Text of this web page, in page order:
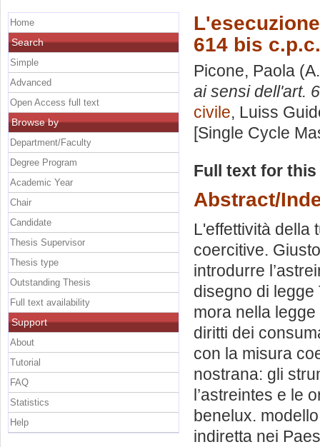
614 bis c.p.c.
Picone, Paola
ai sensi dell'art.
civile, Luiss
[Single Cycle
Full text for
Abstract/
L'effettività della
coercitive.
introdurre
disegno di legge
mora nella
diritti dei
con la misura
nostrana: gli
l’astreintes e le
benelux.
indiretta nei
Home
Search
Simple
Advanced
Open Access full text
Browse by
Department/Faculty
Degree Program
Academic Year
Chair
Candidate
Thesis Supervisor
Thesis type
Outstanding Thesis
Full text availability
Support
About
Tutorial
FAQ
Statistics
Help